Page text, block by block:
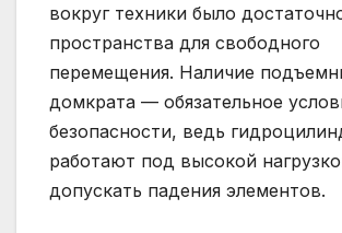
вокруг техники было
пространства для свободного
перемещения. Наличие
домкрата — обязательное
безопасности, ведь
работают под высокой
допускать падения элементов.